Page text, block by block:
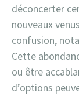
déconcerter
nouveaux
confusion,
Cette
ou être
d’options